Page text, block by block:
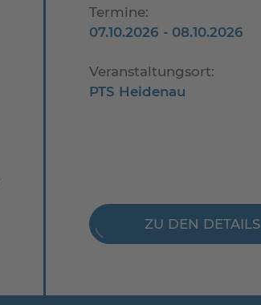
Termine:
07.10.2026 - 08.10.2026
Veranstaltungsort:
PTS Heidenau
ZU DEN DETAILS